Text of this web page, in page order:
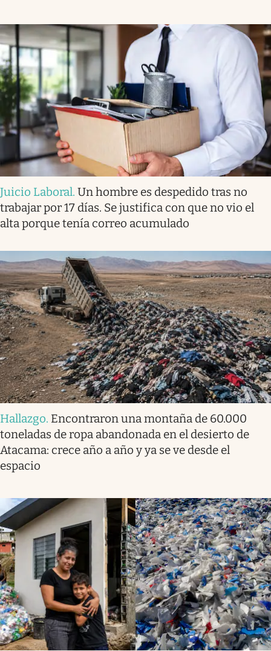
Juicio Laboral. Un hombre es despedido tras no
trabajar por 17 días. Se justifica con que no vio el
alta porque tenía correo acumulado
Hallazgo. Encontraron una montaña de 60.000
toneladas de ropa abandonada en el desierto de
Atacama: crece año a año y ya se ve desde el
espacio